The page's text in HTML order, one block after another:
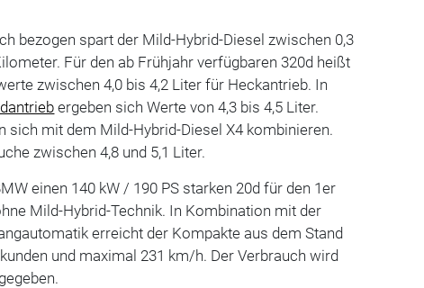
bezogen spart der Mild-Hybrid-Diesel zwischen 0,3
Für den ab Frühjahr verfügbaren 320d heißt
zwischen 4,0 bis 4,2 Liter für Heckantrieb. In
ergeben sich Werte von 4,3 bis 4,5 Liter.
sich mit dem Mild-Hybrid-Diesel X4 kombinieren.
zwischen 4,8 und 5,1 Liter.
einen 140 kW / 190 PS starken 20d für den 1er
Mild-Hybrid-Technik. In Kombination mit der
erreicht der Kompakte aus dem Stand
und maximal 231 km/h. Der Verbrauch wird